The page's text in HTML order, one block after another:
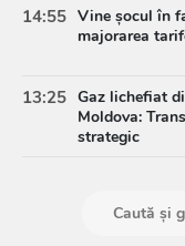
14:55 Vine șocul în
majorarea
13:25 Gaz lichefiat
Moldova:
strategic